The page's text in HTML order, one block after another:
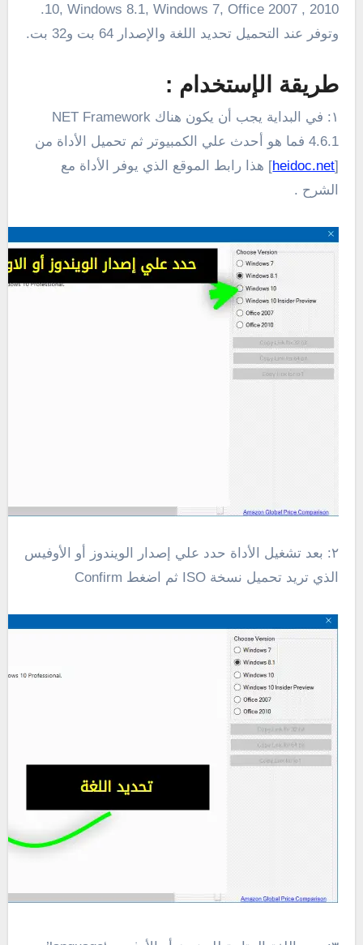
10, Windows 8.1, Windows 7, Office 2007 , 2010.
وتوفر عند التحميل تحديد اللغة والإصدار 64 بت و32 بت.
طريقة الإستخدام :
١: في البداية يجب أن يكون هناك NET Framework
4.6.1 فما هو أحدث علي الكمبيوتر ثم تحميل الأداة من
[
heidoc.net] هذا رابط الموقع الذي يوفر الأداة مع
الشرح .
٢: بعد تشغيل الأداة حدد علي إصدار الويندوز أو الأوفيس
الذي تريد تحميل نسخة ISO ثم اضغط Confirm